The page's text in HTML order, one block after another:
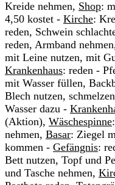
Kreide nehmen, Shop:
4,50 kostet - Kirche:
reden, Schwein
reden, Armband
mit Leine nutzen, mit
Krankenhaus: reden -
mit Wasser füllen,
Blech nutzen,
Wasser dazu -
(Aktion), Wäschespinne
nehmen, Basar: Ziegel
kommen - Gefängnis:
Bett nutzen, Topf und
und Tasche nehmen,